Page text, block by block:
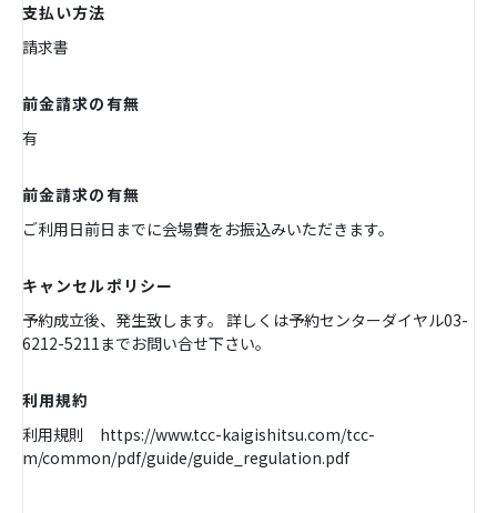
支払い方法
請求書
前金請求の有無
有
前金請求の有無
ご利用日前日までに会場費をお振込みいただきます。
キャンセルポリシー
予約成立後、発生致します。 詳しくは予約センターダイヤル03-
6212-5211までお問い合せ下さい。
利用規約
利用規則 https://www.tcc-kaigishitsu.com/tcc-
m/common/pdf/guide/guide_regulation.pdf